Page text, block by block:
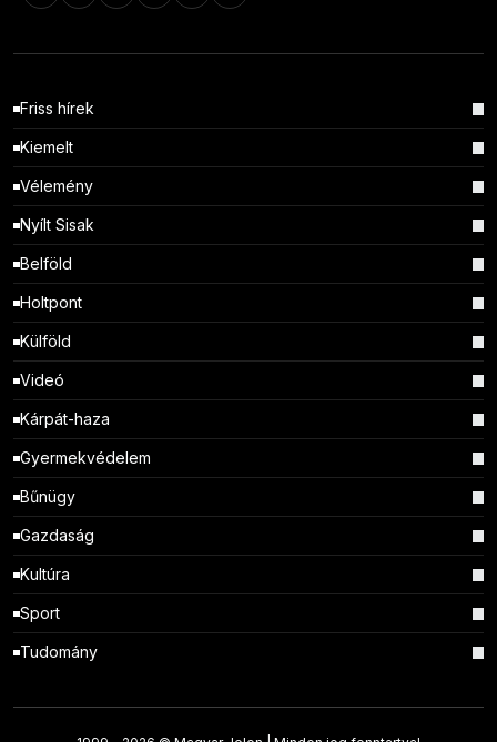
Friss hírek
Kiemelt
Vélemény
Nyílt Sisak
Belföld
Holtpont
Külföld
Videó
Kárpát-haza
Gyermekvédelem
Bűnügy
Gazdaság
Kultúra
Sport
Tudomány